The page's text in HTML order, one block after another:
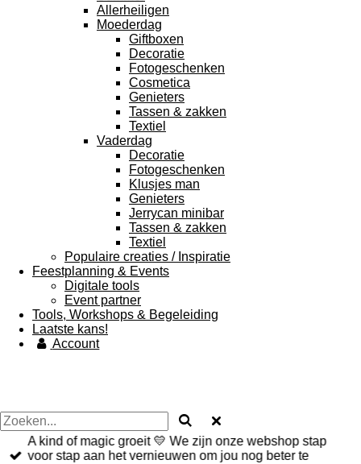
Allerheiligen
Moederdag
Giftboxen
Decoratie
Fotogeschenken
Cosmetica
Genieters
Tassen & zakken
Textiel
Vaderdag
Decoratie
Fotogeschenken
Klusjes man
Genieters
Jerrycan minibar
Tassen & zakken
Textiel
Populaire creaties / Inspiratie
Feestplanning & Events
Digitale tools
Event partner
Tools, Workshops & Begeleiding
Laatste kans!
Account
A kind of magic groeit 💛 We zijn onze webshop stap
voor stap aan het vernieuwen om jou nog beter te